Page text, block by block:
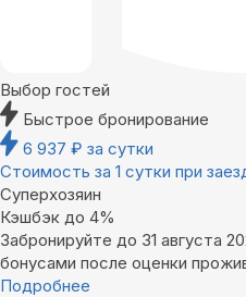
Выбор гостей
Быстрое бронирование
6 937 ₽ за сутки
Стоимость за 1 сутки при
Суперхозяин
Кэшбэк до 4%
Забронируйте до 31 августа
бонусами после оценки
Подробнее